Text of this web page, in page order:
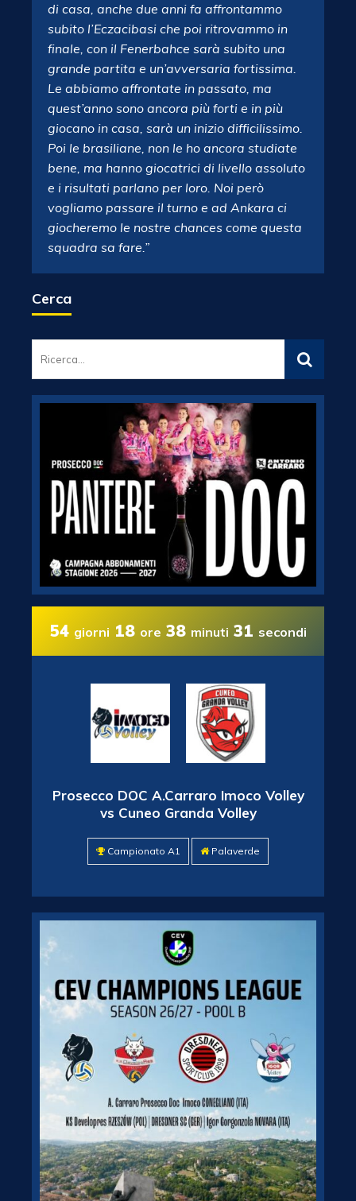
di casa, anche due anni fa affrontammo
subito l’Eczacibasi che poi ritrovammo in
finale, con il Fenerbahce sarà subito una
grande partita e un’avversaria fortissima.
Le abbiamo affrontate in passato, ma
quest’anno sono ancora più forti e in più
giocano in casa, sarà un inizio difficilissimo.
Poi le brasiliane, non le ho ancora studiate
bene, ma hanno giocatrici di livello assoluto
e i risultati parlano per loro. Noi però
vogliamo passare il turno e ad Ankara ci
giocheremo le nostre chances come questa
squadra sa fare.”
Cerca
54 giorni 18 ore 38 minuti 31 secondi
Prosecco DOC A.Carraro Imoco Volley
vs Cuneo Granda Volley
Campionato A1 Palaverde